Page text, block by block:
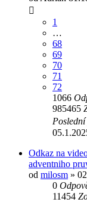
1
…
68
69
70
71
72
1066
985465
Odkaz na
adventniho
od milosm »
0
11454